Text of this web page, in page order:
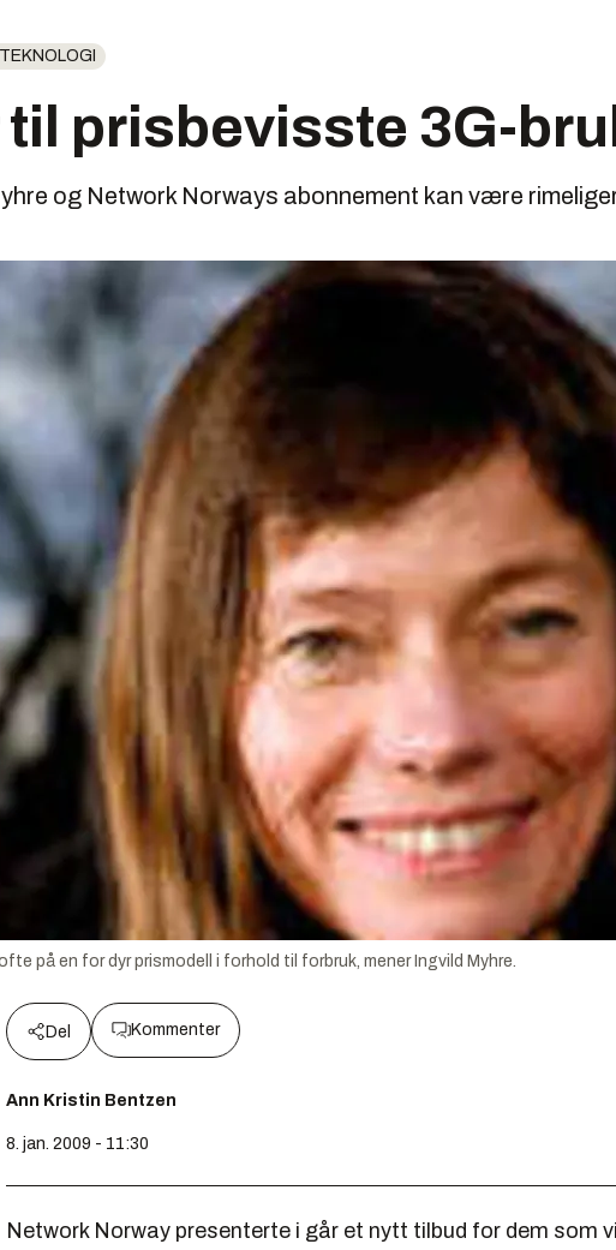
til prisbevisste 3G-
og Network Norways abonnement kan være
på en for dyr prismodell i forhold til forbruk, mener Ingvild Myhre.
Del Kommenter
Ann Kristin Bentzen
8. jan. 2009 - 11:30
Network Norway presenterte i går et nytt tilbud for dem som